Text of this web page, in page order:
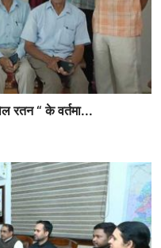
रतन “ के वर्तमा...